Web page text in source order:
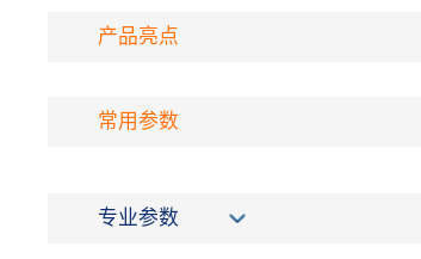
产品亮点
常用参数
专业参数